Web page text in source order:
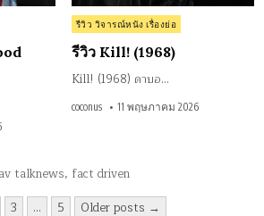
Posted
in
รีวิว วิจารณ์หนัง เรื่องย่อ
รีวิว Kill! (1968)
Kill! (1968) ดาบอ…
coconus 11 พฤษภาคม 2026
av talknews, fact driven
3 … 5 Older posts →